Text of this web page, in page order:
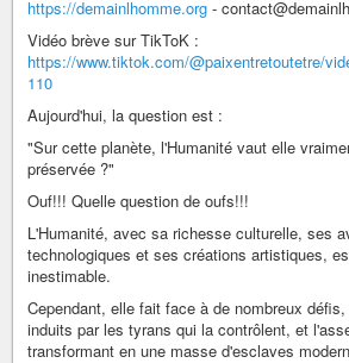
https://demainlhomme.org -
Vidéo brève sur TikToK :
https://www.tiktok.com/@paixentretoutetre/
110
Aujourd'hui, la question est :
"Sur cette planète, l'Humanité vaut elle
préservée ?"
Ouf!!! Quelle question de oufs!!!
L'Humanité, avec sa richesse culturelle, ses
technologiques et ses créations artistiques,
inestimable.
Cependant, elle fait face à de nombreux
induits par les tyrans qui la contrôlent, et
transformant en une masse d'esclaves